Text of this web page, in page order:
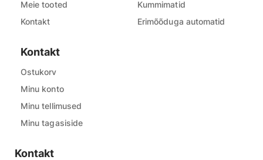
Meie tooted
Kontakt
Kummimatid
Erimõõduga automatid
Kontakt
Ostukorv
Minu konto
Minu tellimused
Minu tagasiside
Kontakt